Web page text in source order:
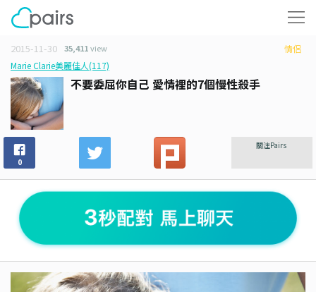
2015-11-30 35,411view
情侶
Marie Clarie美麗佳人(117)
不要委屈你自己 愛情裡的7個慢性殺手
0
關注Pairs